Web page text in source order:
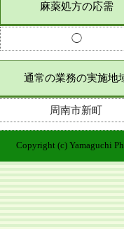
麻薬処方の応需
◯
通常の業務の実施地
周南市新町
Copyright (c) Yamaguchi